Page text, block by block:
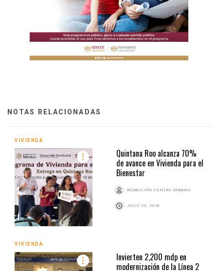
NOTAS RELACIONADAS
VIVIENDA
Quintana Roo alcanza 70%
de avance en Vivienda para el
Bienestar
REDACCIÓN CENTRO URBANO
JULIO 20, 2026
VIVIENDA
Invierten 2,200 mdp en
modernización de la Línea 2